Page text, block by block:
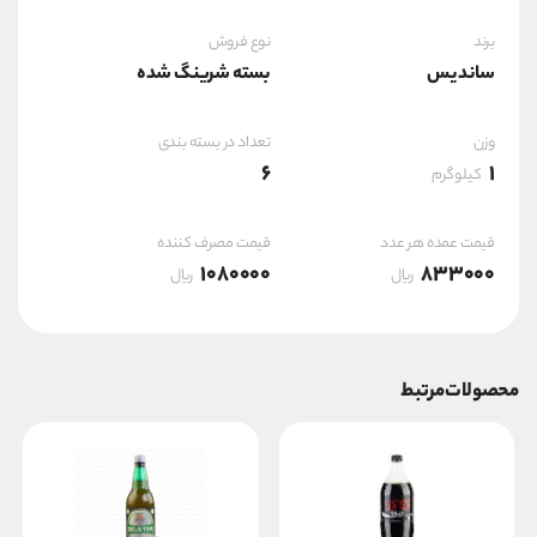
برند
ساندیس
نوع فروش
بسته شرینگ شده
وزن
1 کیلوگرم
تعداد در بسته بندی
6
قیمت عمده هر عدد
833000 ریال
قیمت مصرف کننده
1080000 ریال
محصولات مرتبط